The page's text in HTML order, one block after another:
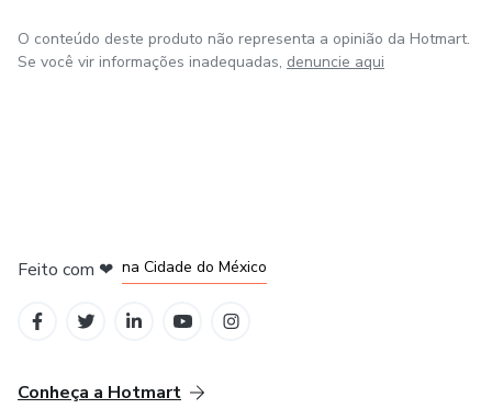
O conteúdo deste produto não representa a opinião da Hotmart.
Se você vir informações inadequadas, denuncie aqui
Feito com ❤ na Cidade do México
Conheça a Hotmart